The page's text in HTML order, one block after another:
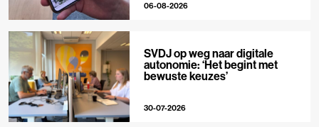
06-08-2026
SVDJ op weg naar digitale
autonomie: ‘Het begint met
bewuste keuzes’
30-07-2026